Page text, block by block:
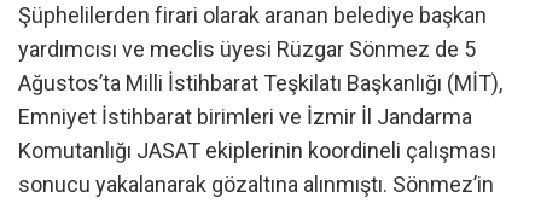
Şüphelilerden firari olarak aranan belediye başkan
yardımcısı ve meclis üyesi Rüzgar Sönmez de 5
Ağustos’ta Milli İstihbarat Teşkilatı Başkanlığı (MİT),
Emniyet İstihbarat birimleri ve İzmir İl Jandarma
Komutanlığı JASAT ekiplerinin koordineli çalışması
sonucu yakalanarak gözaltına alınmıştı. Sönmez’in